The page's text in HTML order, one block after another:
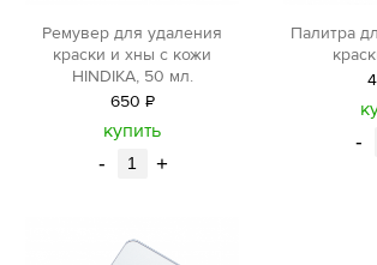
Ремувер для удаления
краски и хны с кожи
HINDIKA, 50 мл.
650 Р
уб.
купить
- +
Палитра
-